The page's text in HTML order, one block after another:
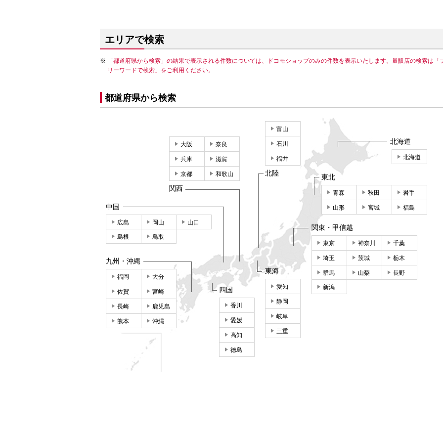
エリアで検索
「都道府県から検索」の結果で表示される件数については、ドコモショップのみの件数を表示いたします。量販店の検索は「
リーワードで検索」をご利用ください。
都道府県から検索
北海道
北海道
東北
青森 秋田 岩手
山形 宮城 福島
関東・甲信越
東京 神奈川 千葉
埼玉 茨城 栃木
群馬 山梨 長野
新潟
東海
愛知
静岡
岐阜
三重
富山
石川
福井
北陸
大阪 奈良
兵庫 滋賀
京都 和歌山
関西
中国
広島 岡山 山口
島根 鳥取
四国
香川
愛媛
高知
徳島
九州・沖縄
福岡 大分
佐賀 宮崎
長崎 鹿児島
熊本 沖縄